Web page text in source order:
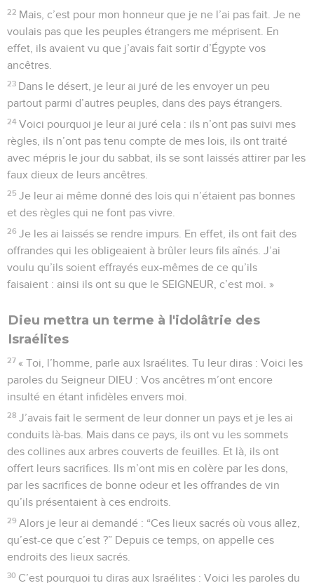
22 Mais, c’est pour mon honneur que je ne l’ai pas fait. Je ne
voulais pas que les peuples étrangers me méprisent. En
effet, ils avaient vu que j’avais fait sortir d’Égypte vos
ancêtres.
23 Dans le désert, je leur ai juré de les envoyer un peu
partout parmi d’autres peuples, dans des pays étrangers.
24 Voici pourquoi je leur ai juré cela : ils n’ont pas suivi mes
règles, ils n’ont pas tenu compte de mes lois, ils ont traité
avec mépris le jour du sabbat, ils se sont laissés attirer par les
faux dieux de leurs ancêtres.
25 Je leur ai même donné des lois qui n’étaient pas bonnes
et des règles qui ne font pas vivre.
26 Je les ai laissés se rendre impurs. En effet, ils ont fait des
offrandes qui les obligeaient à brûler leurs fils aînés. J’ai
voulu qu’ils soient effrayés eux-mêmes de ce qu’ils
faisaient : ainsi ils ont su que le SEIGNEUR, c’est moi. »
Dieu mettra un terme à l'idolâtrie des
Israélites
27 « Toi, l’homme, parle aux Israélites. Tu leur diras : Voici les
paroles du Seigneur DIEU : Vos ancêtres m’ont encore
insulté en étant infidèles envers moi.
28 J’avais fait le serment de leur donner un pays et je les ai
conduits là-bas. Mais dans ce pays, ils ont vu les sommets
des collines aux arbres couverts de feuilles. Et là, ils ont
offert leurs sacrifices. Ils m’ont mis en colère par les dons,
par les sacrifices de bonne odeur et les offrandes de vin
qu’ils présentaient à ces endroits.
29 Alors je leur ai demandé : “Ces lieux sacrés où vous allez,
qu’est-ce que c’est ?” Depuis ce temps, on appelle ces
endroits des lieux sacrés.
30 C’est pourquoi tu diras aux Israélites : Voici les paroles du